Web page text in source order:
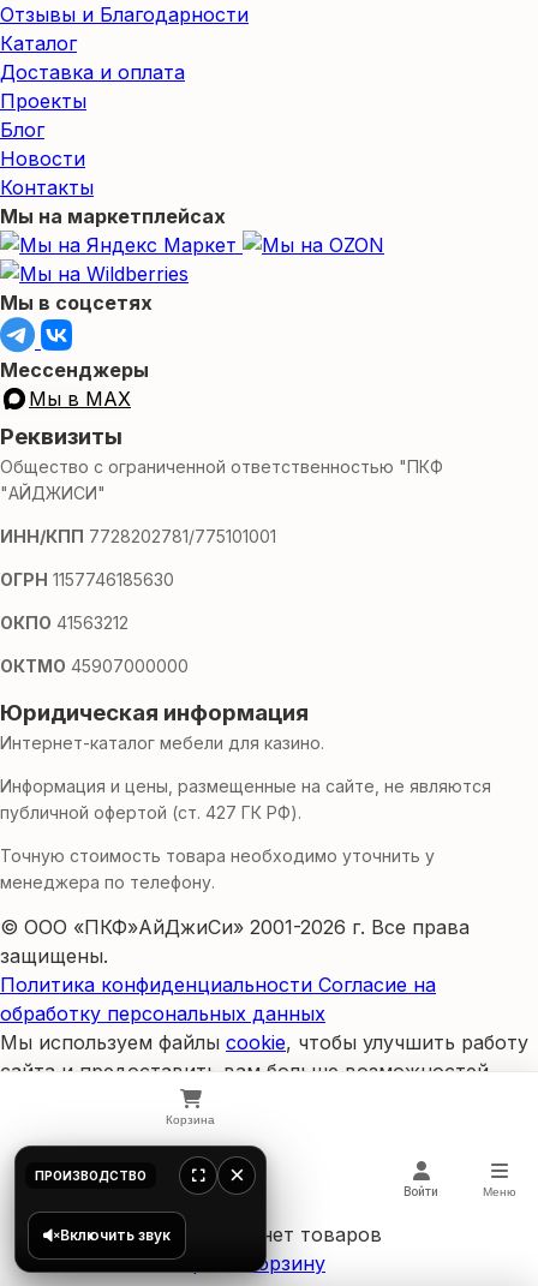
Корзина
Корзина
В корзине нет товаров
Открыть корзину
Войти Меню
Отзывы и Благодарности
Каталог
Доставка и оплата
Проекты
Блог
Новости
Контакты
Мы на маркетплейсах
Мы в соцсетях
Мессенджеры
Мы в MAX
Реквизиты
Общество с ограниченной ответственностью "ПКФ
"АЙДЖИСИ"
ИНН/КПП 7728202781/775101001
ОГРН 1157746185630
ОКПО 41563212
ОКТМО 45907000000
Юридическая информация
Интернет-каталог мебели для казино.
Информация и цены, размещенные на сайте, не являются
публичной офертой (ст. 427 ГК РФ).
Точную стоимость товара необходимо уточнить у
менеджера по телефону.
© ООО «ПКФ»АйДжиСи» 2001-2026 г. Все права
защищены.
Политика конфиденциальности Согласие на
обработку персональных данных
Мы используем файлы cookie, чтобы улучшить работу
сайта и предоставить вам больше возможностей.
Продолжая использовать сайт, вы соглашаетесь на
использование cookies и обработку персональных
данных в соответствии с политикой
конфиденциальности.
Принять и закрыть
ПРОИЗВОДСТВО ×
Включить звук